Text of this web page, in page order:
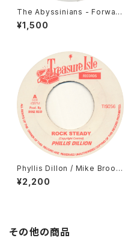
The Abyssinians - Forward
On To Zion [Clinch / ???? R
eissue]
¥1,500
Phyllis Dillon / Mike Brook
s - Rock Steady / Herbist
[Treasure Isle / ???? Reiss
¥2,200
その他の商品